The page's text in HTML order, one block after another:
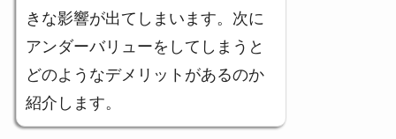
きな影響が出てしまいます。次に
アンダーバリューをしてしまうと
どのようなデメリットがあるのか
紹介します。